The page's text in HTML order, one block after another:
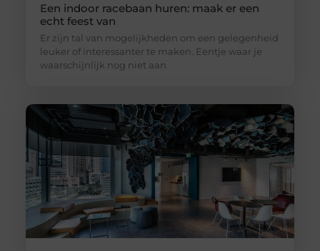
Een indoor racebaan huren: maak er een
echt feest van
Er zijn tal van mogelijkheden om een gelegenheid
leuker of interessanter te maken. Eentje waar je
waarschijnlijk nog niet aan